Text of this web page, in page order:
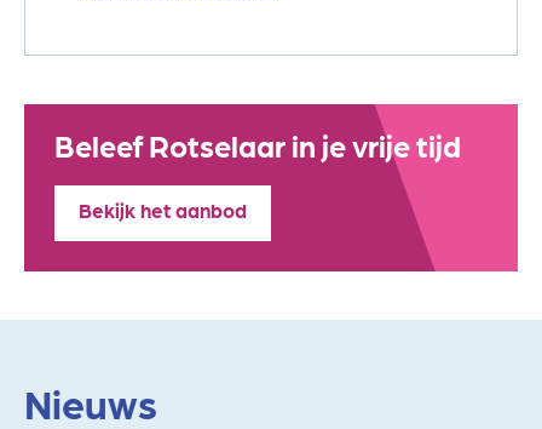
Beleef Rotselaar in je vrije tijd
Bekijk het aanbod
Nieuws